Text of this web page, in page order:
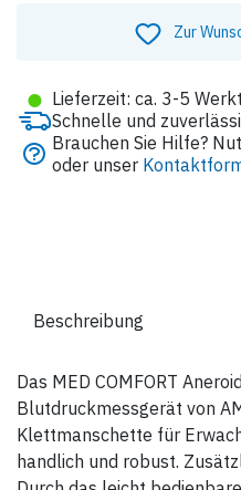
Zur
● Lieferzeit: ca. 3-5
Schnelle und
Brauchen Sie Hilfe?
oder unser
Das MED COMFORT
Blutdruckmessgerät von
Klettmanschette für
handlich und robust.